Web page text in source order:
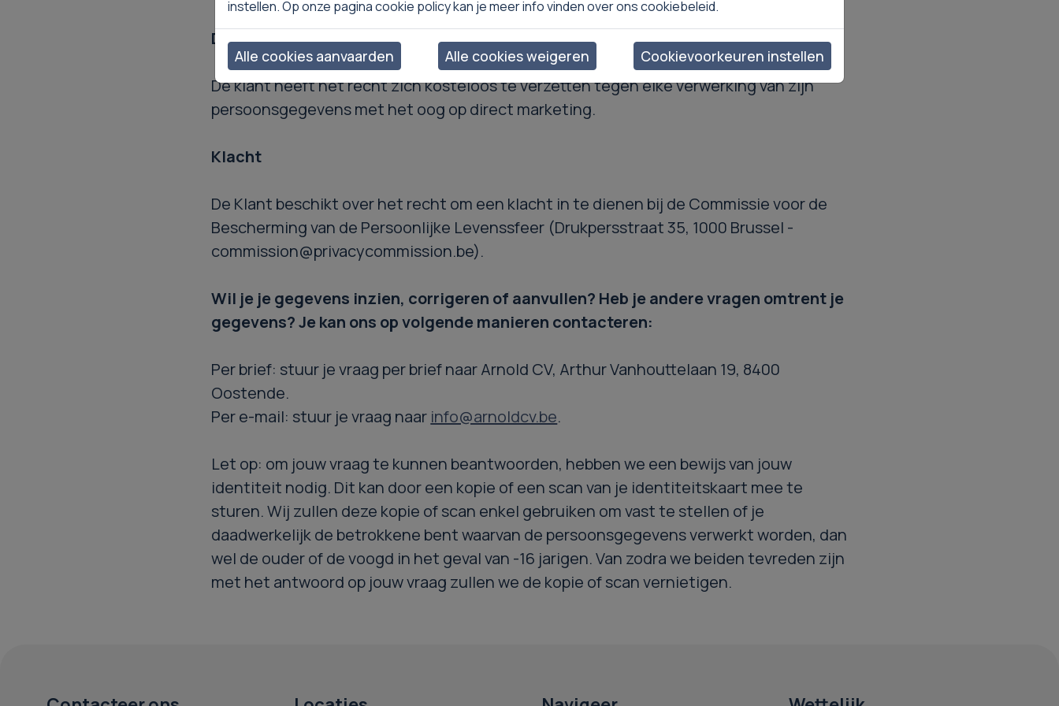
Direct marketing
De klant heeft het recht zich kosteloos te verzetten tegen elke verwerking van zijn
persoonsgegevens met het oog op direct marketing.
Klacht
De Klant beschikt over het recht om een klacht in te dienen bij de Commissie voor de
Bescherming van de Persoonlijke Levenssfeer (Drukpersstraat 35, 1000 Brussel -
commission@privacycommission.be).
Wil je je gegevens inzien, corrigeren of aanvullen? Heb je andere vragen omtrent je
gegevens? Je kan ons op volgende manieren contacteren:
Per brief: stuur je vraag per brief naar Arnold CV, Arthur Vanhouttelaan 19, 8400
Oostende.
Per e-mail: stuur je vraag naar info@arnoldcv.be.
Let op: om jouw vraag te kunnen beantwoorden, hebben we een bewijs van jouw
identiteit nodig. Dit kan door een kopie of een scan van je identiteitskaart mee te
sturen. Wij zullen deze kopie of scan enkel gebruiken om vast te stellen of je
daadwerkelijk de betrokkene bent waarvan de persoonsgegevens verwerkt worden, dan
wel de ouder of de voogd in het geval van -16 jarigen. Van zodra we beiden tevreden zijn
met het antwoord op jouw vraag zullen we de kopie of scan vernietigen.
instellen. Op onze pagina cookie policy kan je meer info vinden over ons cookiebeleid.
Alle cookies aanvaarden Alle cookies weigeren Cookievoorkeuren instellen